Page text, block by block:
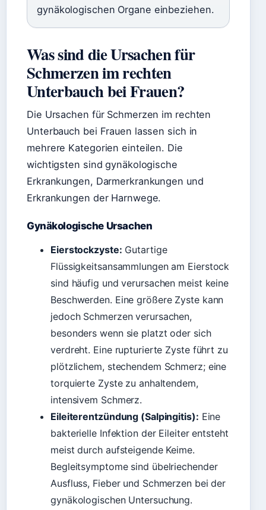
gynäkologischen Organe einbeziehen.
Was sind die Ursachen für
Schmerzen im rechten
Unterbauch bei Frauen?
Die Ursachen für Schmerzen im rechten
Unterbauch bei Frauen lassen sich in
mehrere Kategorien einteilen. Die
wichtigsten sind gynäkologische
Erkrankungen, Darmerkrankungen und
Erkrankungen der Harnwege.
Gynäkologische Ursachen
Eierstockzyste: Gutartige
Flüssigkeitsansammlungen am Eierstock
sind häufig und verursachen meist keine
Beschwerden. Eine größere Zyste kann
jedoch Schmerzen verursachen,
besonders wenn sie platzt oder sich
verdreht. Eine rupturierte Zyste führt zu
plötzlichem, stechendem Schmerz; eine
torquierte Zyste zu anhaltendem,
intensivem Schmerz.
Eileiterentzündung (Salpingitis): Eine
bakterielle Infektion der Eileiter entsteht
meist durch aufsteigende Keime.
Begleitsymptome sind übelriechender
Ausfluss, Fieber und Schmerzen bei der
gynäkologischen Untersuchung.